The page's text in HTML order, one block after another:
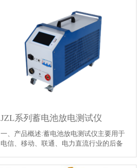
交通、能源、部队等行业，根据各行业需
要对蓄电池组进行深度放电，然后充电，
使电池组随时保持满足状态 …【详情】
JZL系列蓄电池放电测试仪
一、产品概述:蓄电池放电测试仪主要用于
电信、移动、联通、电力直流行业的后备